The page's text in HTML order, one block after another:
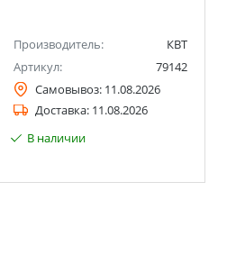
Производитель:
КВТ
Артикул:
79142
Самовывоз: 11.08.2026
Доставка: 11.08.2026
В наличии